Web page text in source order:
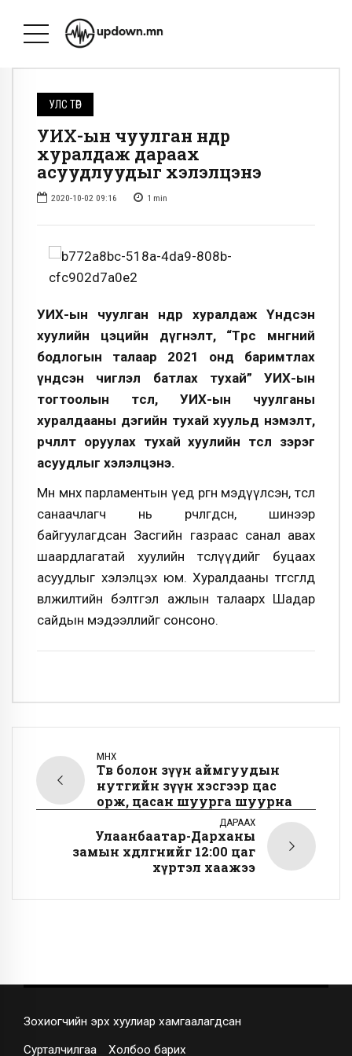
УЛС ТӨР
УИХ-ын чуулган өнөөдөр
хуралдаж дараах
асуудлуудыг хэлэлцэнэ
2020-10-02 09:16 1 min
УИХ-ын чуулган өнөөдөр хуралдаж Үндсэн
хуулийн цэцийн дүгнэлт, “Төрөөс мөнгөний
бодлогын талаар 2021 онд баримтлах
үндсэн чиглэл батлах тухай” УИХ-ын
тогтоолын төсөл, УИХ-ын чуулганы
хуралдааны дэгийн тухай хуульд нэмэлт,
өөрчлөлт оруулах тухай хуулийн төсөл зэрэг
асуудлыг хэлэлцэнэ.
Мөн өмнөх парламентын үед өргөн мэдүүлсэн, төсөл
санаачлагч нь өөрчлөгдсөн, шинээр
байгуулагдсан Засгийн газраас санал авах
шаардлагатай хуулийн төслүүдийг буцаах
асуудлыг хэлэлцэх юм.Хуралдааны төгсгөлд
өвөлжилтийн бэлтгэл ажлын талаарх Шадар
сайдын мэдээллийг сонсоно.
ӨМНӨХ
Төв болон зүүн аймгуудын
нутгийн зүүн хэсгээр цас
орж, цасан шуурга шуурна
ДАРААХ
Улаанбаатар-Дарханы
замын хөдөлгөөнийг 12:00 цаг
хүртэл хаажээ
Зохиогчийн эрх хуулиар хамгаалагдсан
Сурталчилгаа Холбоо барих